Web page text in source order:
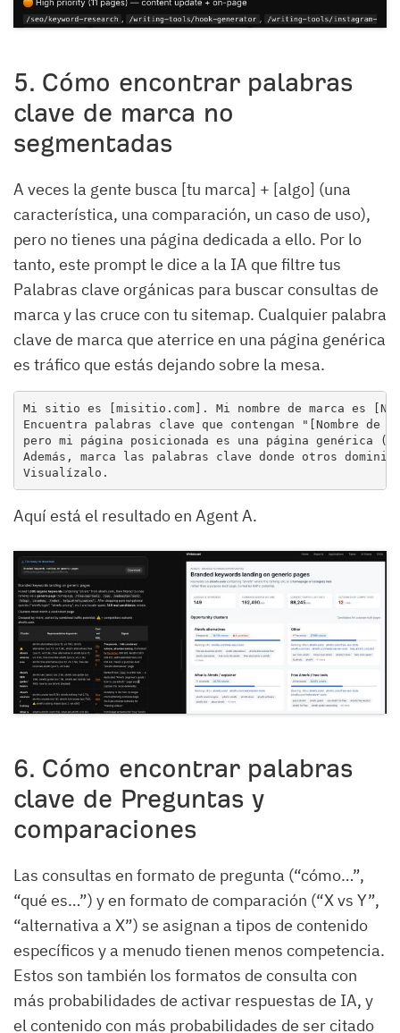
5. Cómo encontrar palabras
clave de marca no
segmentadas
A veces la gente busca [tu marca] + [algo] (una
característica, una comparación, un caso de uso),
pero no tienes una página dedicada a ello. Por lo
tanto, este prompt le dice a la IA que filtre tus
Palabras clave orgánicas para buscar consultas de
marca y las cruce con tu sitemap. Cualquier palabra
clave de marca que aterrice en una página genérica
es tráfico que estás dejando sobre la mesa.
Mi sitio es [misitio.com]. Mi nombre de marca es
Encuentra palabras clave que contengan "[Nombre de
pero mi página posicionada es una página genérica
Además, marca las palabras clave donde otros
Visualízalo.
Aquí está el resultado en Agent A.
6. Cómo encontrar palabras
clave de Preguntas y
comparaciones
Las consultas en formato de pregunta (“cómo…”,
“qué es…”) y en formato de comparación (“X vs Y”,
“alternativa a X”) se asignan a tipos de contenido
específicos y a menudo tienen menos competencia.
Estos son también los formatos de consulta con
más probabilidades de activar respuestas de IA, y
el contenido con más probabilidades de ser citado